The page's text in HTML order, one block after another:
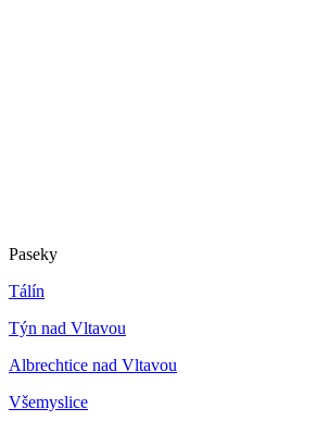
Paseky
Tálín
Týn nad Vltavou
Albrechtice nad Vltavou
Všemyslice